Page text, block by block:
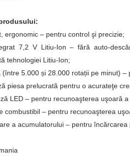
ergonomic – pentru control şi precizie;
7,2 V Litiu-Ion – fără auto-
tehnologiei Litiu-Ion;
(între 5.000 și 28.000 rotații pe minut)
piesa prelucrată pentru o acurateţe
LED – pentru recunoaşterea uşoară
combustibil – pentru recunoaşterea
a acumulatorului – pentru